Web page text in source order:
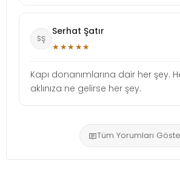
SŞ
Serhat Şatır
★★★★★
Kapı donanımlarına dair her şey.
aklınıza ne gelirse her şey.
Tüm Yorumları